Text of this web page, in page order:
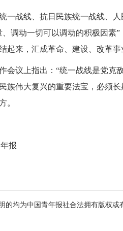
一战线、抗日民族统一战线、
调动一切可以调动的积极因素”
起来，汇成革命、建设、改革事
会议上指出：“统一战线是党克
族伟大复兴的重要法宝，必须长
。
报
的均为中国青年报社合法拥有版权